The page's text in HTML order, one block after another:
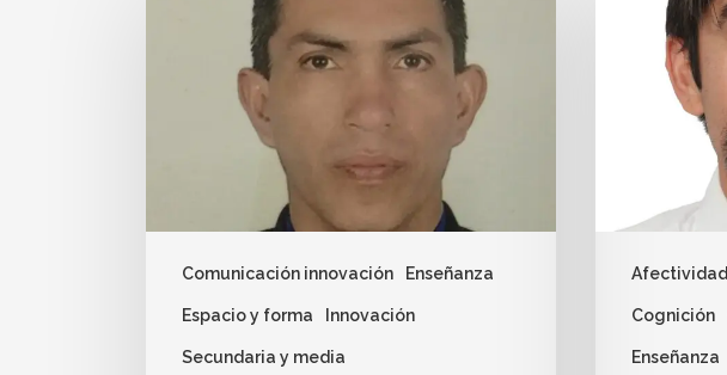
Comunicación innovación Enseñanza
Espacio y forma Innovación
Secundaria y media
Afectividad
Cognición
Enseñanza